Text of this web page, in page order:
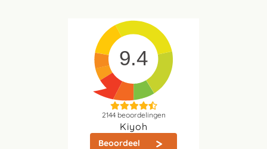
9.4
2144beoordelingen
Kiyoh
Beoordeel